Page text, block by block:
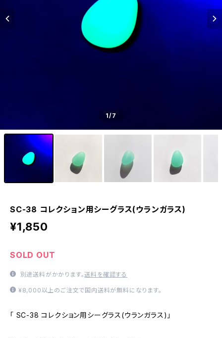
1/7
SC-38 コレクション用シーグラス(ウランガラス)
¥1,850
SOLD OUT
別途送料がかかります。送料を確認する
¥8,000以上のご注文で国内送料が無料になります。
「 SC-38 コレクション用シーグラス(ウランガラス)」